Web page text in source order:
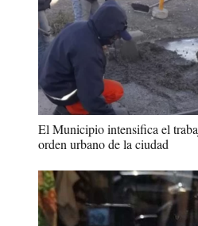
El Municipio intensifica el
orden urbano de la ciudad